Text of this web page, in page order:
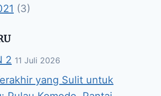
(3)
2 11 Juli 2026
yang Sulit untuk